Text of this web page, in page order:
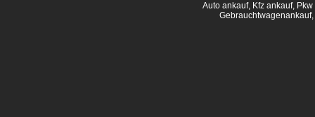
Auto ankauf, Kfz ankauf,